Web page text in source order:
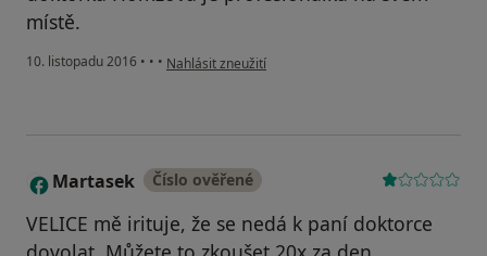
místě.
10. listopadu 2016 • • • podle názoru uživatele Váš účet byl odstraněn
Nahlásit zneužití
M Martasek Číslo ověřené
VELICE mě irituje, že se nedá k paní doktorce